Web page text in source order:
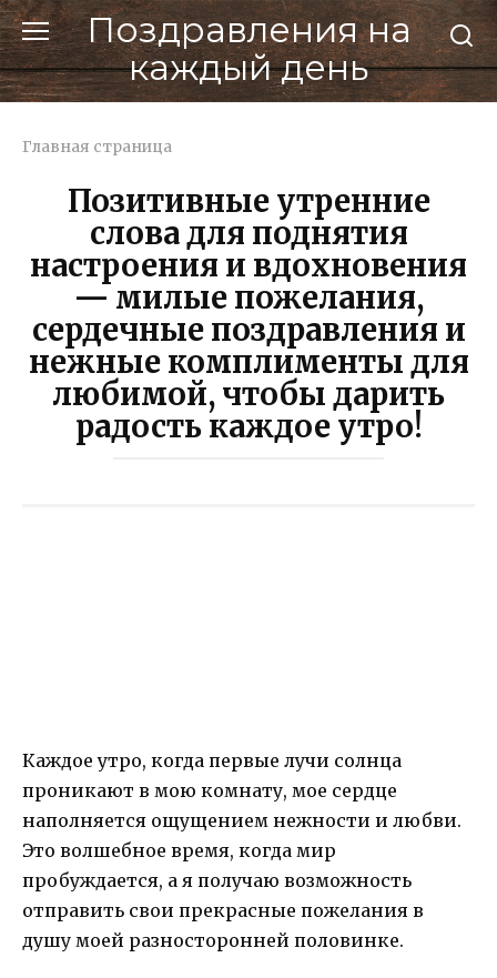
Перейти
к
контенту
Поздравления на
каждый день
Главная страница
Позитивные утренние
слова для поднятия
настроения и вдохновения
— милые пожелания,
сердечные поздравления и
нежные комплименты для
любимой, чтобы дарить
радость каждое утро!
Каждое утро, когда первые лучи солнца
проникают в мою комнату, мое сердце
наполняется ощущением нежности и любви.
Это волшебное время, когда мир
пробуждается, а я получаю возможность
отправить свои прекрасные пожелания в
душу моей разносторонней половинке.